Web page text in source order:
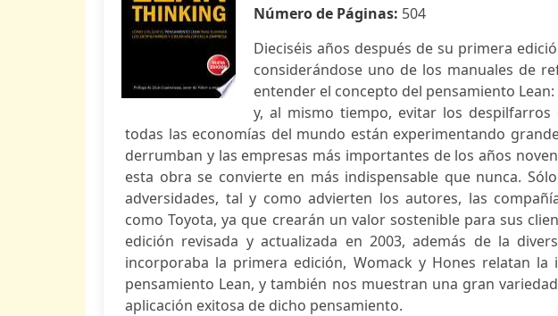
Número de Páginas: 504
Dieciséis años después de su primera
considerándose uno de los manuales de
entender el concepto del pensamiento
y, al mismo tiempo, evitar los
todas las economías del mundo están experimentando
derrumban y las empresas más importantes de los años
esta obra se convierte en más indispensable que nunca.
adversidades, tal y como advierten los autores, las
como Toyota, ya que crearán un valor sostenible para sus
edición revisada y actualizada en 2003, además de la
incorporaba la primera edición, Womack y Hones relatan la
pensamiento Lean, y también nos muestran una gran
aplicación exitosa de dicho pensamiento.